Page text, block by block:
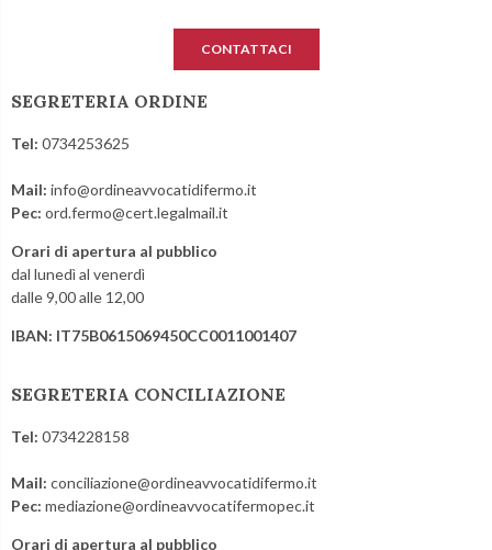
CONTATTACI
SEGRETERIA ORDINE
Tel: 0734253625
Mail: info@ordineavvocatidifermo.it
Pec: ord.fermo@cert.legalmail.it
Orari di apertura al pubblico
dal lunedì al venerdì
dalle 9,00 alle 12,00
IBAN: IT75B0615069450CC0011001407
SEGRETERIA CONCILIAZIONE
Tel: 0734228158
Mail: conciliazione@ordineavvocatidifermo.it
Pec: mediazione@ordineavvocatifermopec.it
Orari di apertura al pubblico